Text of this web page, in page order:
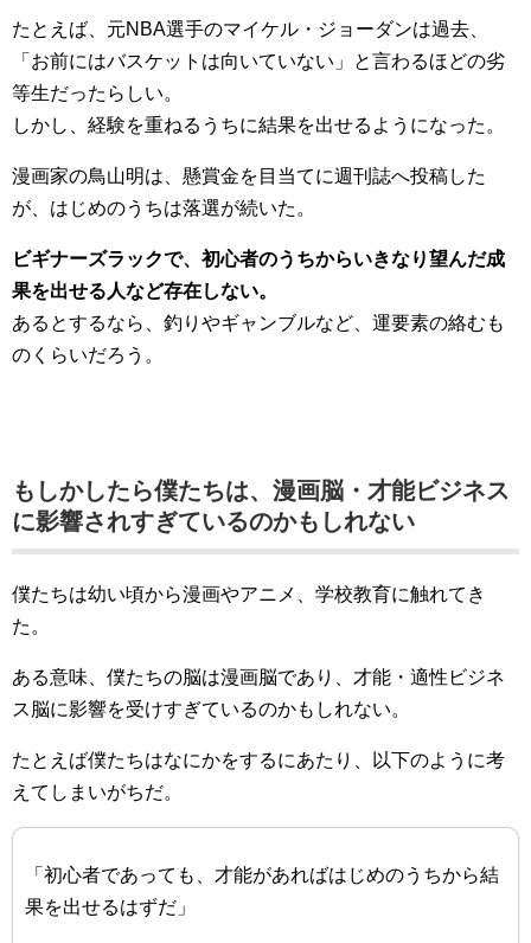
たとえば、元NBA選手のマイケル・ジョーダンは過去、
「お前にはバスケットは向いていない」と言わるほどの劣
等生だったらしい。
しかし、経験を重ねるうちに結果を出せるようになった。
漫画家の鳥山明は、懸賞金を目当てに週刊誌へ投稿した
が、はじめのうちは落選が続いた。
ビギナーズラックで、初心者のうちからいきなり望んだ成
果を出せる人など存在しない。
あるとするなら、釣りやギャンブルなど、運要素の絡むも
のくらいだろう。
もしかしたら僕たちは、漫画脳・才能ビジネス
に影響されすぎているのかもしれない
僕たちは幼い頃から漫画やアニメ、学校教育に触れてき
た。
ある意味、僕たちの脳は漫画脳であり、才能・適性ビジネ
ス脳に影響を受けすぎているのかもしれない。
たとえば僕たちはなにかをするにあたり、以下のように考
えてしまいがちだ。
「初心者であっても、才能があればはじめのうちから結
果を出せるはずだ」